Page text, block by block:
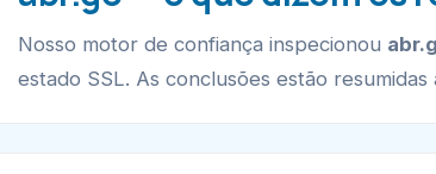
Nosso motor de confiança inspecionou
estado SSL. As conclusões estão resumidas